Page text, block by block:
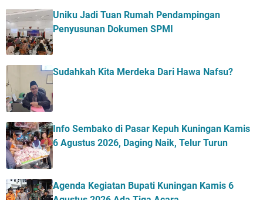
Uniku Jadi Tuan Rumah Pendampingan
Penyusunan Dokumen SPMI
Sudahkah Kita Merdeka Dari Hawa Nafsu?
Info Sembako di Pasar Kepuh Kuningan Kamis
6 Agustus 2026, Daging Naik, Telur Turun
Agenda Kegiatan Bupati Kuningan Kamis 6